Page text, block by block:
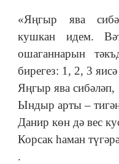
«Яңгыр ява
кушкан идем.
ошаганнарын
бирегез: 1, 2, 3
Яңгыр ява сибәләп,
Ындыр арты ‒
Данир көн дә вес
Корсак һаман
.